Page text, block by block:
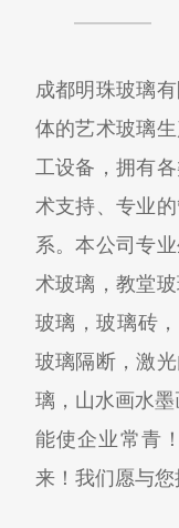
成都明珠玻璃
体的艺术玻璃
工设备，拥有
术支持、专业
系。本公司专
术玻璃，教堂
玻璃，玻璃砖
玻璃隔断，激
璃，山水画水
能使企业常青
来！我们愿与您